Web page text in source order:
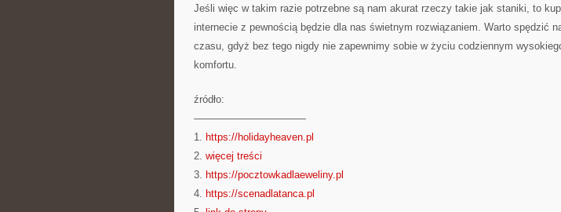
Jeśli więc w takim razie potrzebne są nam akurat rzeczy takie jak staniki, to
internecie z pewnością będzie dla nas świetnym rozwiązaniem. Warto spędzić
czasu, gdyż bez tego nigdy nie zapewnimy sobie w życiu codziennym
komfortu.
źródło:
———————————
1. https://holidayheaven.pl
2. więcej treści
3. https://pocztowkadlaeweliny.pl
4. https://scenadlatanca.pl